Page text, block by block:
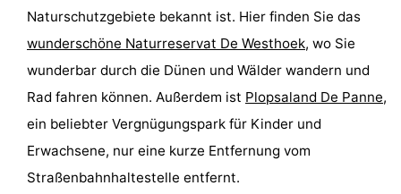
Naturschutzgebiete bekannt ist. Hier finden Sie das
wunderschöne Naturreservat De Westhoek, wo Sie
wunderbar durch die Dünen und Wälder wandern und
Rad fahren können. Außerdem ist Plopsaland De Panne,
ein beliebter Vergnügungspark für Kinder und
Erwachsene, nur eine kurze Entfernung vom
Straßenbahnhaltestelle entfernt.